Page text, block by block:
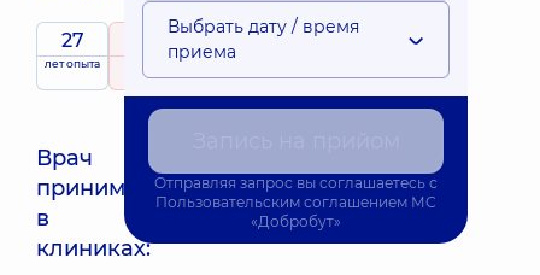
27
лет опыта
4.9 / 5
на основе
290 Отзывы
Врач
принимает
в
клиниках:
Ближайшее время приема: Сьогодні о 08:00
Выбрать дату / время
приема
Отправляя запрос вы соглашаетесь с
Пользовательским соглашением МС
«Добробут»